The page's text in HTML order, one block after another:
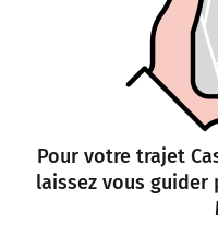
Pour votre trajet
laissez vous guider